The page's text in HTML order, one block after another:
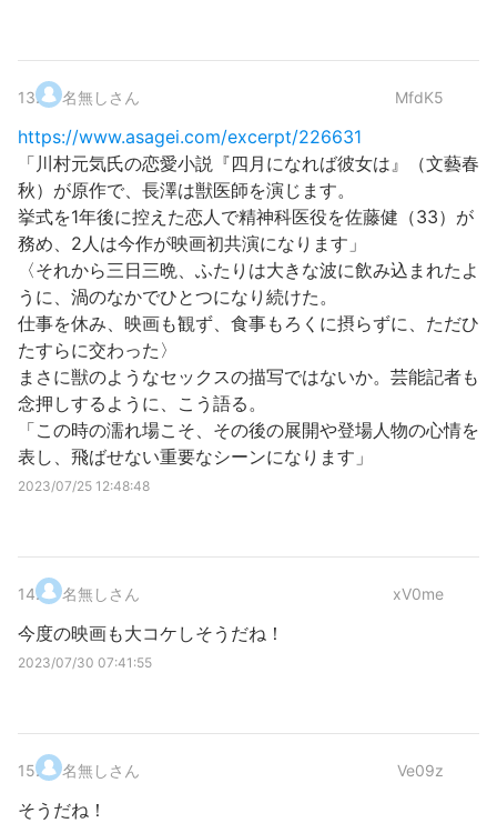
13. 名無しさん MfdK5
https://www.asagei.com/excerpt/226631
「川村元気氏の恋愛小説『四月になれば彼女は』（文藝春
秋）が原作で、長澤は獣医師を演じます。
挙式を1年後に控えた恋人で精神科医役を佐藤健（33）が
務め、2人は今作が映画初共演になります」
〈それから三日三晩、ふたりは大きな波に飲み込まれたよ
うに、渦のなかでひとつになり続けた。
仕事を休み、映画も観ず、食事もろくに摂らずに、ただひ
たすらに交わった〉
まさに獣のようなセックスの描写ではないか。芸能記者も
念押しするように、こう語る。
「この時の濡れ場こそ、その後の展開や登場人物の心情を
表し、飛ばせない重要なシーンになります」
2023/07/25 12:48:48
14. 名無しさん xV0me
今度の映画も大コケしそうだね！
2023/07/30 07:41:55
15. 名無しさん Ve09z
そうだね！